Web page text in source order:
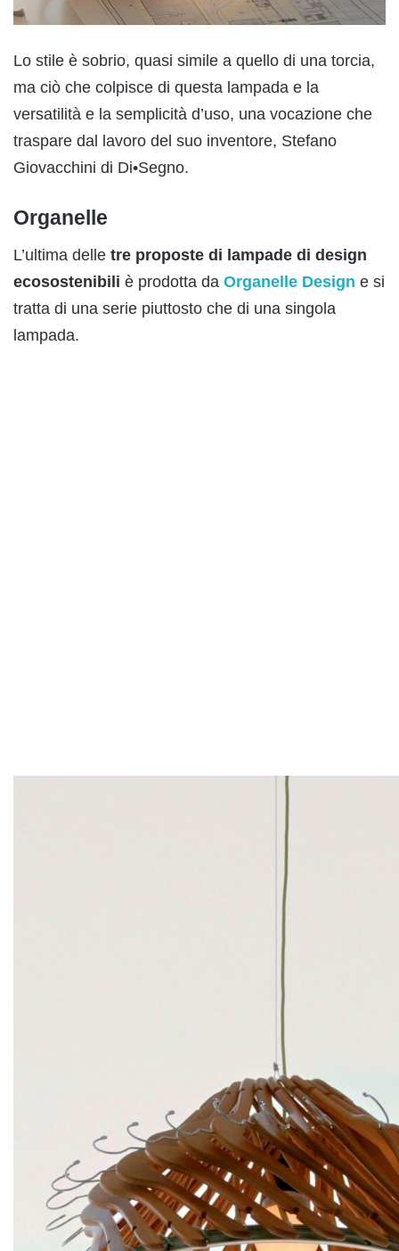
Lo stile è sobrio, quasi simile a quello di una torcia,
ma ciò che colpisce di questa lampada e la
versatilità e la semplicità d’uso, una vocazione che
traspare dal lavoro del suo inventore, Stefano
Giovacchini di Di•Segno.
Organelle
L’ultima delle tre proposte di lampade di design
ecosostenibili è prodotta da Organelle Design e si
tratta di una serie piuttosto che di una singola
lampada.